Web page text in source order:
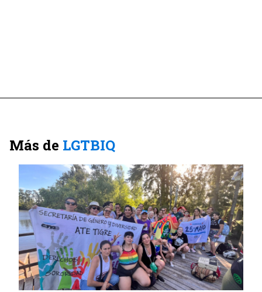
Más de LGTBIQ